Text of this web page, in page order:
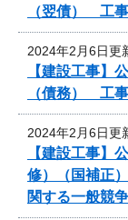
（翌債） 工
2024年2月6日更
【建設工事】
（債務） 工
2024年2月6日更
【建設工事】
修）（国補正
関する一般競